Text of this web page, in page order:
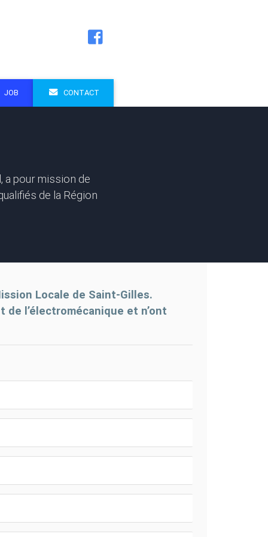
JOB CONTACT
a pour mission de
de la Région
Locale de Saint-Gilles.
l’électromécanique et n’ont